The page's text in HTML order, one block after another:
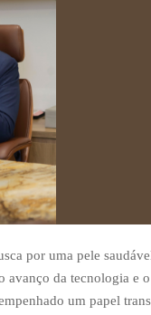
por uma pele
da tecnologia e o
um papel